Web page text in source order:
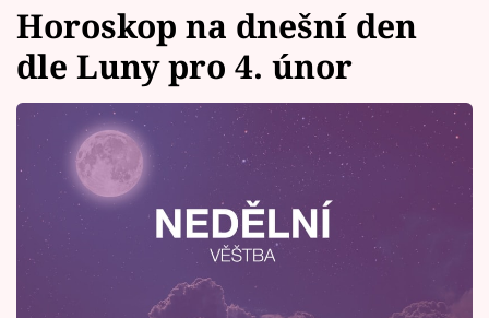
Témata
Celebrity
Vztahy
Seriály
Horoskop na dnešní den
dle Luny pro 4. únor